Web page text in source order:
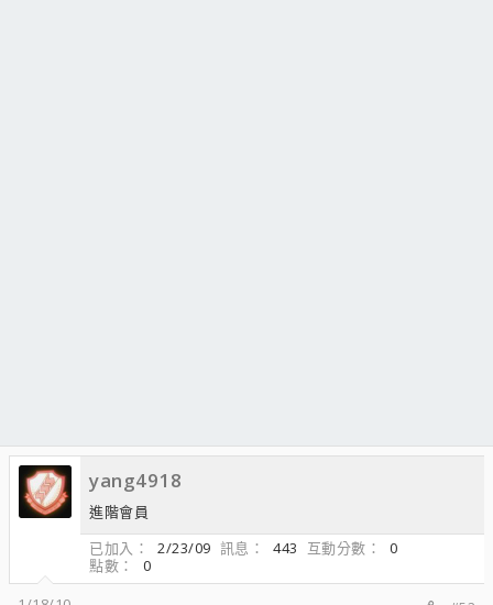
yang4918
進階會員
已加入
2/23/09 訊息 443 互動分數
0
點數
0